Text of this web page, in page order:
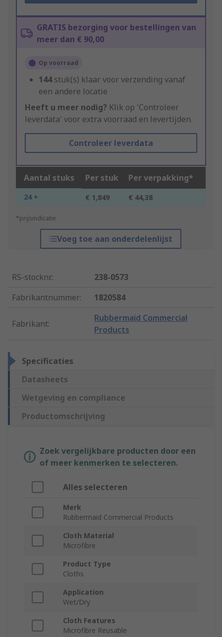
GRATIS bezorging voor bestellingen van
meer dan € 90,00
Op voorraad
144stuk(s) klaar voor verzending vanaf
een andere locatie
Heeft u meer nodig? Klik op 'Controleer
leverdata' voor extra voorraad en levertijden.
Controleer leverdata
Aantal stuks Per stuk Per verpakking*
24 + € 1,849 € 44,38
*prijsindicatie
Voeg toe aan onderdelenlijst
RS-stocknr.:
238-0573
Fabrikantnummer: 1820584
Fabrikant:
Rubbermaid Commercial
Products
Specificaties
Datasheets
Wetgeving en compliance
Productomschrijving
Zoek vergelijkbare producten door een
of meer kenmerken te selecteren.
Alles selecteren
Merk
Rubbermaid Commercial Products
Cloth Material
Microfibre
Product Type
Cloths
Application
Wet/Dry
Cloth Features
Microfibre Reusable